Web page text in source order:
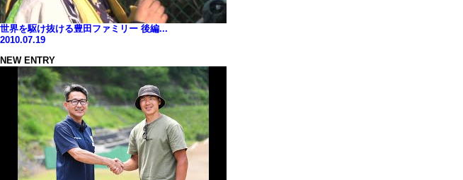
世界を駆け抜ける豊田ファミリー 後編...
2010.07.19
NEW ENTRY